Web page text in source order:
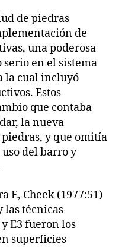
de piedras
de
una poderosa
en el sistema
la cual incluyó
Estos
que contaba
la nueva
y que omitía
del barro y
E, Cheek (1977:51)
las técnicas
E3 fueron los
superficies